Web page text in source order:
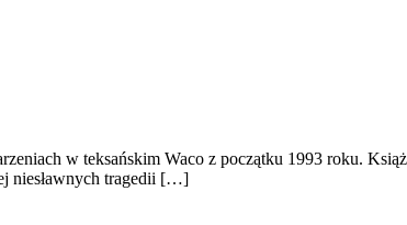
w teksańskim Waco z początku 1993 roku.
niesławnych tragedii […]